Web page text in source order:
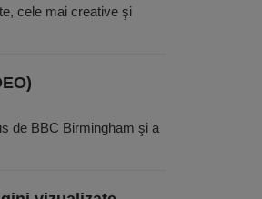
cele mai creative şi
de BBC Birmingham şi a